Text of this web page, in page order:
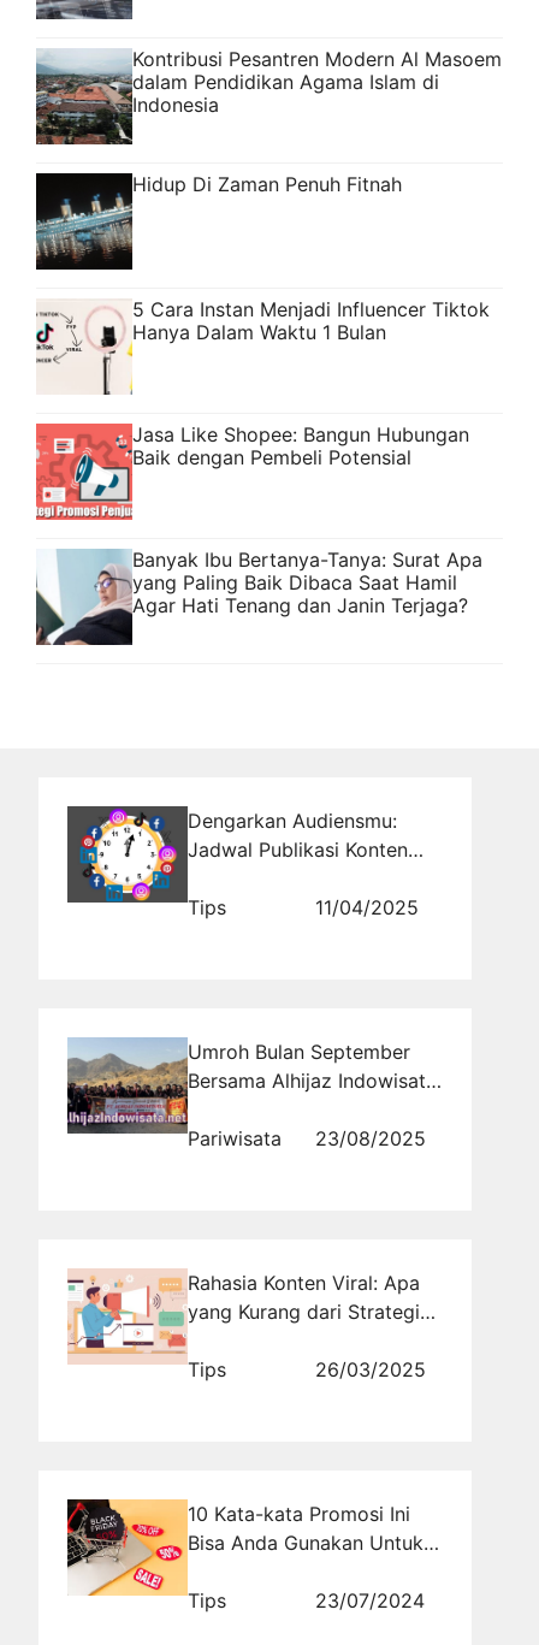
Kontribusi Pesantren Modern Al Masoem
dalam Pendidikan Agama Islam di
Indonesia
Hidup Di Zaman Penuh Fitnah
5 Cara Instan Menjadi Influencer Tiktok
Hanya Dalam Waktu 1 Bulan
Jasa Like Shopee: Bangun Hubungan
Baik dengan Pembeli Potensial
Banyak Ibu Bertanya-Tanya: Surat Apa
yang Paling Baik Dibaca Saat Hamil
Agar Hati Tenang dan Janin Terjaga?
Dengarkan Audiensmu:
Jadwal Publikasi Konten
Kebutuhan Mereka
Tips 11/04/2025
Umroh Bulan September
Bersama Alhijaz Indowisata:
Nyaman dan Terjangkau
Pariwisata 23/08/2025
Rahasia Konten Viral: Apa
yang Kurang dari Strategi
Tips
26/03/2025
10 Kata-kata Promosi Ini
Bisa Anda Gunakan Untuk
Konsumen
Tips 23/07/2024